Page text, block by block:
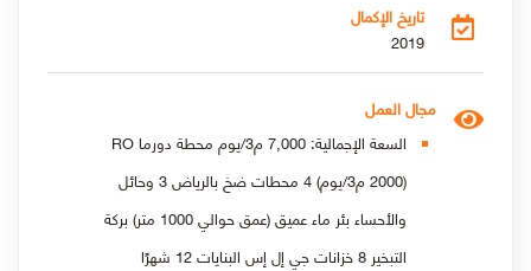
تاريخ الإكمال
2019
مجال العمل
السعة الإجمالية: 7,000 م3/يوم محطة دورما RO
(2000 م3/يوم) 4 محطات ضخ بالرياض 3 وحائل
والأحساء بئر ماء عميق (عمق حوالي 1000 متر) بركة
التبخير 8 خزانات جي إل إس البنايات 12 شهرًا